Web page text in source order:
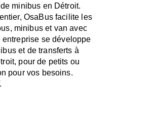
minibus en Détroit.
OsaBus facilite les
minibus et van avec
se développe
et de transferts à
pour de petits ou
pour vos besoins.